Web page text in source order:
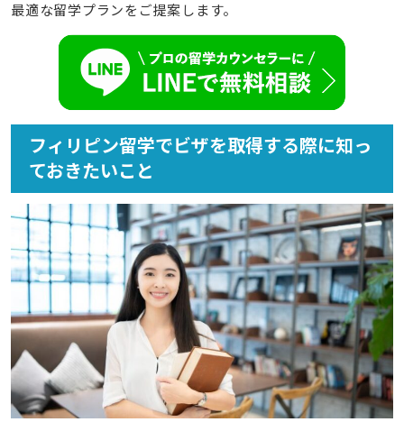
最適な留学プランをご提案します。
フィリピン留学でビザを取得する際に知っ
ておきたいこと